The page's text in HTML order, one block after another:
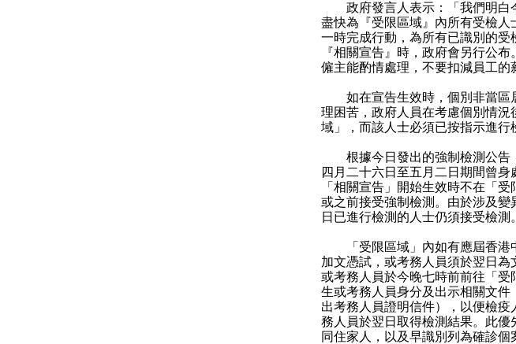
政府發言人表示：「我們明白
盡快為『受限區域』內所有受檢
一時完成行動，為所有已識別的
『相關宣告』時，政府會另行公
僱主能酌情處理，不要扣減員工的
如在宣告生效時，個別非當區
理困苦，政府人員在考慮個別情
域」，而該人士必須已按指示進行
根據今日發出的強制檢測公告
四月二十六日至五月二日期間曾
「相關宣告」開始生效時不在「
或之前接受強制檢測。由於涉及
日已進行檢測的人士仍須接受檢測。
「受限區域」內如有應屆香港
加文憑試，或考務人員須於翌日
或考務人員於今晚七時前前往「
生或考務人員身分及出示相關文
出考務人員證明信件），以便檢
務人員於翌日取得檢測結果。此
同住家人，以及早識別列為確診